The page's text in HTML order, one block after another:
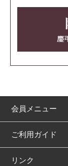
会員メニュー
ご利用ガイド
リンク